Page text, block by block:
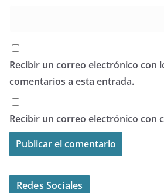
Recibir un correo electrónico con
comentarios a esta entrada.
Recibir un correo electrónico con
Redes Sociales